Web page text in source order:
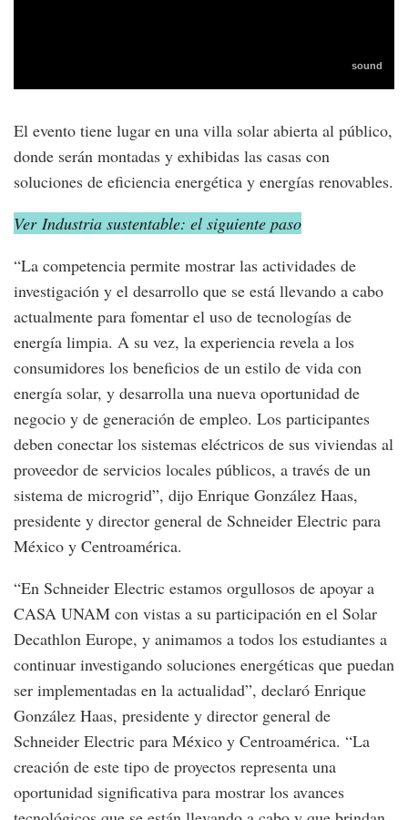
El evento tiene lugar en una villa solar abierta al público,
donde serán montadas y exhibidas las casas con
soluciones de eficiencia energética y energías renovables.
Ver Industria sustentable: el siguiente paso
“La competencia permite mostrar las actividades de
investigación y el desarrollo que se está llevando a cabo
actualmente para fomentar el uso de tecnologías de
energía limpia. A su vez, la experiencia revela a los
consumidores los beneficios de un estilo de vida con
energía solar, y desarrolla una nueva oportunidad de
negocio y de generación de empleo. Los participantes
deben conectar los sistemas eléctricos de sus viviendas al
proveedor de servicios locales públicos, a través de un
sistema de microgrid”, dijo Enrique González Haas,
presidente y director general de Schneider Electric para
México y Centroamérica.
“En Schneider Electric estamos orgullosos de apoyar a
CASA UNAM con vistas a su participación en el Solar
Decathlon Europe, y animamos a todos los estudiantes a
continuar investigando soluciones energéticas que puedan
ser implementadas en la actualidad”, declaró Enrique
González Haas, presidente y director general de
Schneider Electric para México y Centroamérica. “La
creación de este tipo de proyectos representa una
oportunidad significativa para mostrar los avances